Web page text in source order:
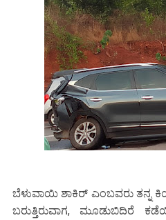
ಬೆಳುವಾಯಿ ಶಾಕಿರ್ ಎಂಬವರು ತನ್ನ
ಬರುತ್ತಿರುವಾಗ, ಮೂಡುಬಿದಿರೆ